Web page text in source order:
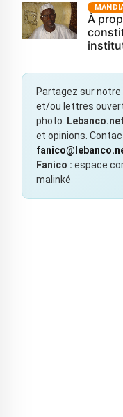
À
Partagez sur notre
et/ou lettres
photo.
Lebanco.net
et opinions.
Fanico : espace
malinké